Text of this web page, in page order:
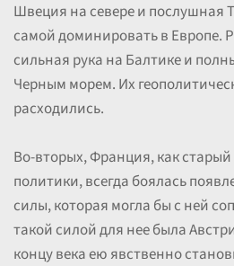
Швеция на севере и послушная
самой доминировать в Европе.
сильная рука на Балтике и
Черным морем. Их
расходились.
Во-вторых, Франция, как
политики, всегда боялась
силы, которая могла бы с ней
такой силой для нее была
концу века ею явственно